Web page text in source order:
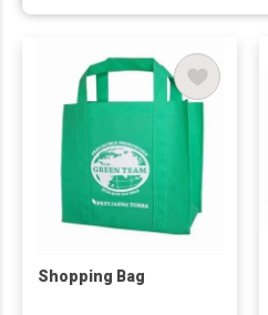
Shopping Bag